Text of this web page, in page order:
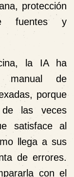
protección
fuentes y
la IA ha
manual de
porque
las veces
satisface al
llega a sus
de errores.
con el